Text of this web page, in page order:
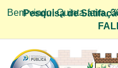
Bem vindo! Quinta-feira,
Pesquisa de